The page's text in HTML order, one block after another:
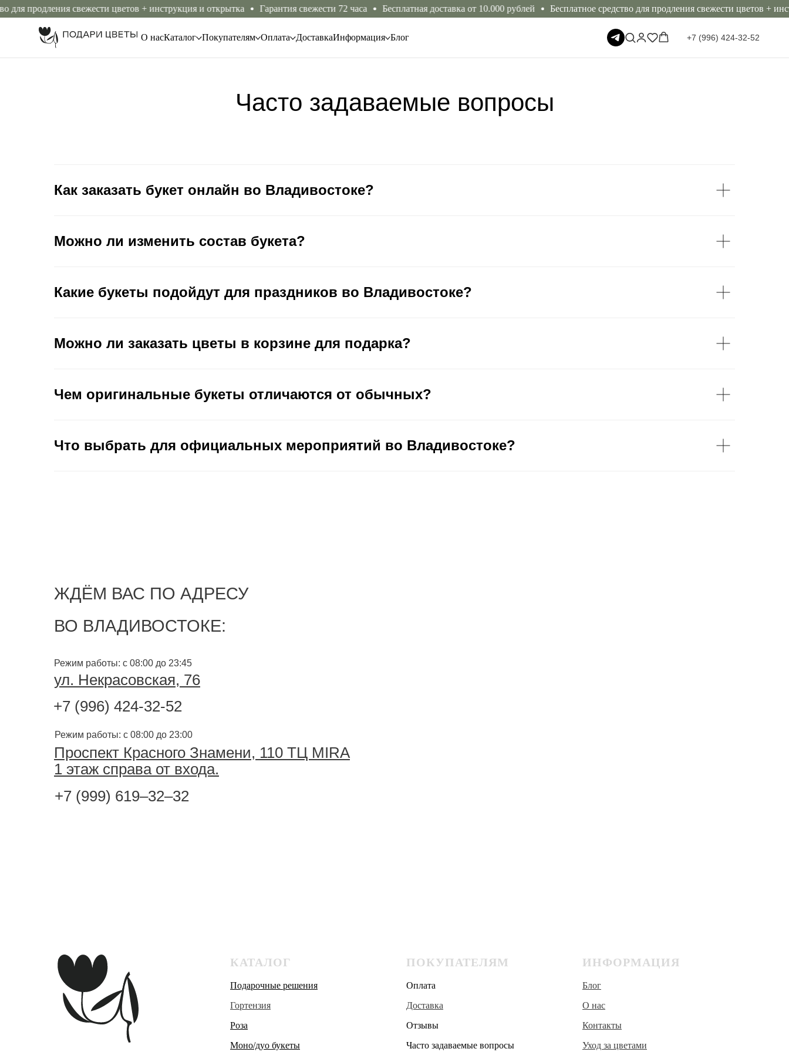
продления свежести цветов + инструкция и открытка Гарантия свежести 72 часа Бесплатная доставка от 10.000 рублей Бесплатное средство для продления свежести цветов +
О насКаталог Покупателям Оплата ДоставкаИнформация Блог +7 (996) 424-32-52
Часто задаваемые вопросы
Как заказать букет онлайн во Владивостоке?
Можно ли изменить состав букета?
Какие букеты подойдут для праздников во Владивостоке?
Можно ли заказать цветы в корзине для подарка?
Чем оригинальные букеты отличаются от обычных?
Что выбрать для официальных мероприятий во Владивостоке?
ЖДЁМ ВАС ПО АДРЕСУ
ВО ВЛАДИВОСТОКЕ:
Режим работы: с 08:00 до 23:45
+7 (996) 424-32-52
ул. Некрасовская, 76
Режим работы: с 08:00 до 23:00
+7 (999) 619‒32‒32
Проспект Красного Знамени, 110 ТЦ MIRA
1 этаж справа от входа.
КАТАЛОГ
Подарочные решения
Гортензия
Роза
Моно/дуо букеты
ПОКУПАТЕЛЯМ
Оплата
Доставка
Отзывы
Часто задаваемые вопросы
ИНФОРМАЦИЯ
Блог
О нас
Контакты
Уход за цветами